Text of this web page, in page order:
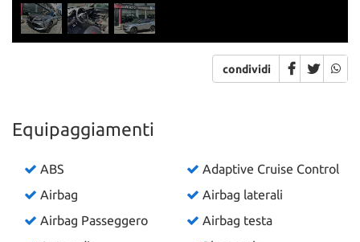
condividi
Equipaggiamenti
ABS
Adaptive Cruise Control
Airbag
Airbag laterali
Airbag Passeggero
Airbag testa
Salva
le
impostazioni